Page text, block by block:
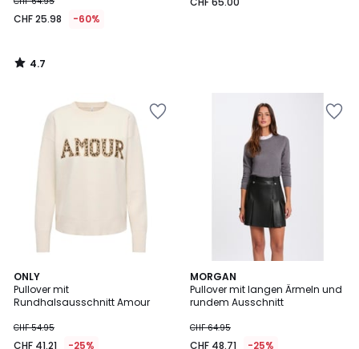
CHF 25.98 -60%
4.7
/
ONLY
Pullover mit
Rundhalsausschnitt Amour
CHF 54.95
CHF 41.21 -25%
2
Farben
MORGAN
Pullover mit langen Ärmeln und
rundem Ausschnitt
CHF 64.95
CHF 48.71 -25%